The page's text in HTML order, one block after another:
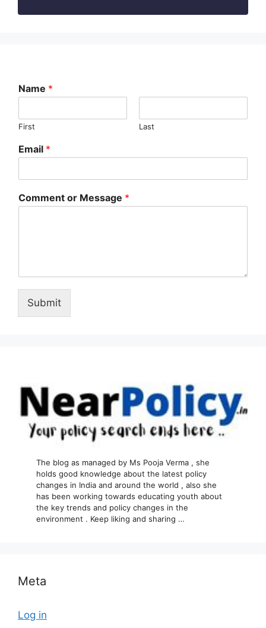
Name *
First Last
Email *
Comment or Message *
Submit
The blog as managed by Ms Pooja Verma , she
holds good knowledge about the latest policy
changes in India and around the world , also she
has been working towards educating youth about
the key trends and policy changes in the
environment . Keep liking and sharing …
Meta
Log in